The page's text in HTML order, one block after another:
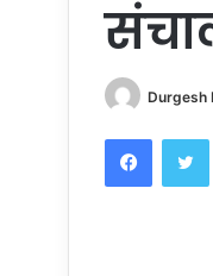
Durgesh